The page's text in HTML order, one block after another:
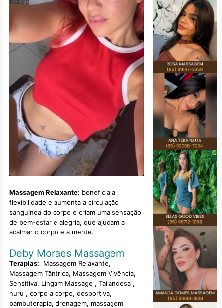
Massagem Relaxante: beneficia a
flexibilidade e aumenta a circulação
sanguínea do corpo e criam uma sensação
de bem-estar e alegria, que ajudam a
acalmar o corpo e a mente.
Deby Moraes Massagem
Terapias: Massagem Relaxante,
Massagem Tântrica, Massagem Vivência,
Sensitiva, Lingam Massage , Tailandesa ,
nuru , corpo a corpo, desportiva,
bambuterapia, drenagem, massagem